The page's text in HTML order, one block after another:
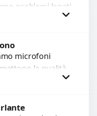
problemi legati
con interventi
microfoni
la qualità
o delle